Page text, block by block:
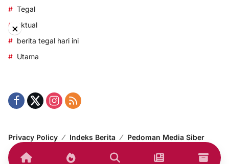
Tegal
aktual
berita tegal hari ini
Utama
Privacy Policy Indeks Berita Pedoman Media Siber
© 2014-2024 korantegal.com – All right reserved.
×